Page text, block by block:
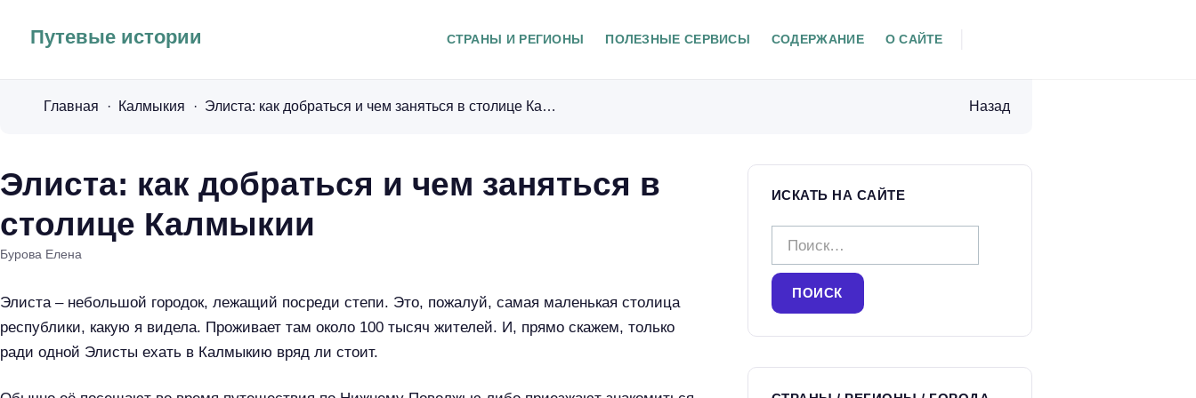
Путевые истории СТРАНЫ И РЕГИОНЫ ПОЛЕЗНЫЕ СЕРВИСЫ СОДЕРЖАНИЕ О САЙТЕ
Главная Калмыкия Элиста: как добраться и чем заняться в столице Калмыкии Назад
Элиста: как добраться и чем заняться в
столице Калмыкии
Бурова Елена
Элиста – небольшой городок, лежащий посреди степи. Это, пожалуй, самая маленькая столица
республики, какую я видела. Проживает там около 100 тысяч жителей. И, прямо скажем, только
ради одной Элисты ехать в Калмыкию вряд ли стоит.
ИСКАТЬ НА САЙТЕ
а
т
и